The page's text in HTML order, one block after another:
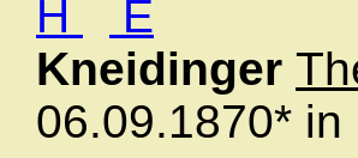
H
E
Kneidinger
06.09.1870*